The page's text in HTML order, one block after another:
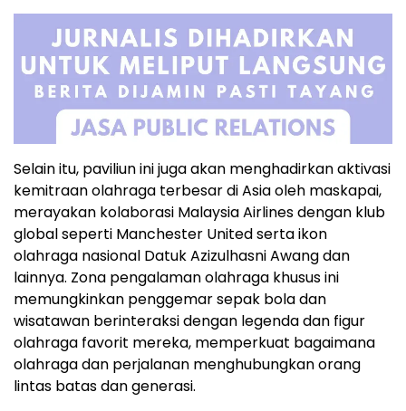
Selain itu, paviliun ini juga akan menghadirkan aktivasi
kemitraan olahraga terbesar di Asia oleh maskapai,
merayakan kolaborasi Malaysia Airlines dengan klub
global seperti Manchester United serta ikon
olahraga nasional Datuk Azizulhasni Awang dan
lainnya. Zona pengalaman olahraga khusus ini
memungkinkan penggemar sepak bola dan
wisatawan berinteraksi dengan legenda dan figur
olahraga favorit mereka, memperkuat bagaimana
olahraga dan perjalanan menghubungkan orang
lintas batas dan generasi.